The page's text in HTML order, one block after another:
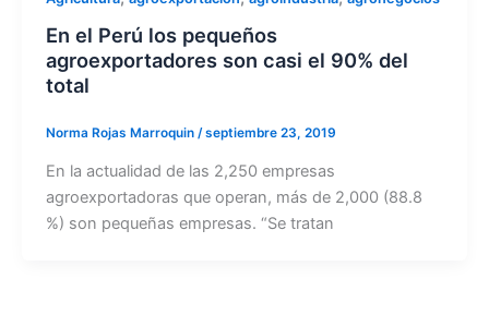
En el Perú los pequeños
agroexportadores son casi el 90% del
total
Norma Rojas Marroquin /septiembre 23, 2019
En la actualidad de las 2,250 empresas
agroexportadoras que operan, más de 2,000 (88.8
%) son pequeñas empresas. “Se tratan